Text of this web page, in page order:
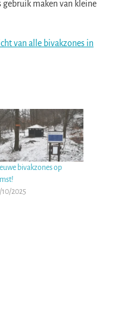
gebruik maken van kleine
van alle bivakzones in
bivakzones op
2025